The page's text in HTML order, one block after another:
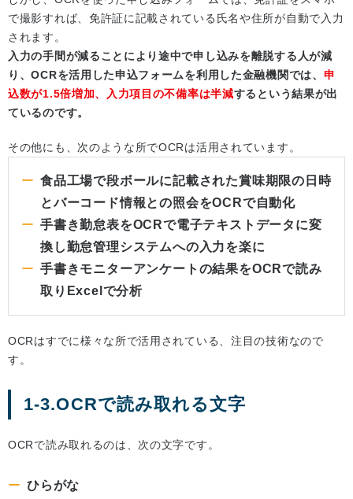
で撮影すれば、免許証に記載されている氏名や住所が自動で入力
されます。
入力の手間が減ることにより途中で申し込みを離脱する人が減
り、OCRを活用した申込フォームを利用した金融機関では、 申
込数が1.5倍増加、入力項目の不備率は半減するという結果が出
ているのです。
その他にも、次のような所でOCRは活用されています。
食品工場で段ボールに記載された賞味期限の日時
とバーコード情報との照会をOCRで自動化
手書き勤怠表をOCRで電子テキストデータに変
換し勤怠管理システムへの入力を楽に
手書きモニターアンケートの結果をOCRで読み
取りExcelで分析
OCRはすでに様々な所で活用されている、注目の技術なので
す。
1-3.OCRで読み取れる文字
OCRで読み取れるのは、次の文字です。
ひらがな